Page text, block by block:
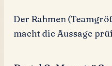
Der Rahmen
macht die Aussage